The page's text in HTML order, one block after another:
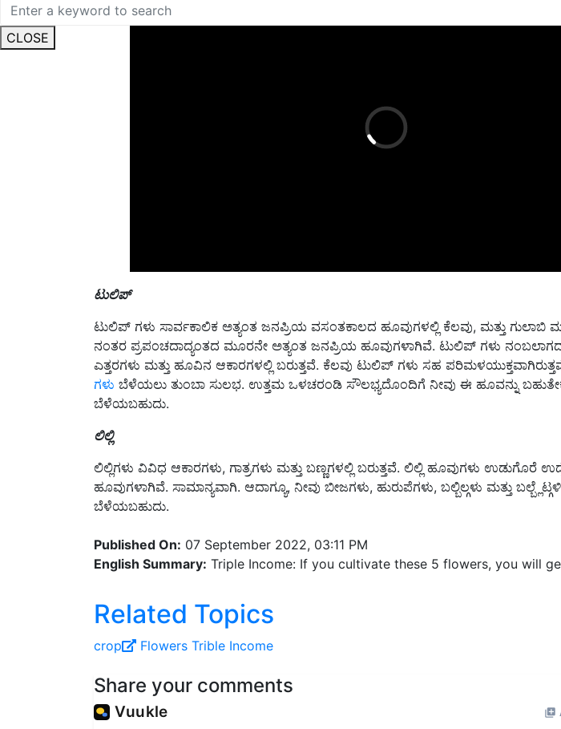
CLOSE
ಟುಲಿಪ್
ನಂತರ ಪ್ರಪಂಚದಾದ್ಯಂತದ ಮೂರನೇ ಅತ್ಯಂತ ಜನಪ್ರಿಯ ಹೂವುಗಳಾಗಿವೆ. ಟುಲಿಪ್ ಗಳು
ಎತ್ತರಗಳು ಮತ್ತು ಹೂವಿನ ಆಕಾರಗಳಲ್ಲಿ ಬರುತ್ತವೆ. ಕೆಲವು ಟುಲಿಪ್ ಗಳು ಸಹ
ಗಳುಬೆಳೆಯಲು ತುಂಬಾ ಸುಲಭ. ಉತ್ತಮ ಒಳಚರಂಡಿ ಸೌಲಭ್ಯದೊಂದಿಗೆ ನೀವು ಈ ಹೂವನ್ನು ಬಹುತೇಕ
ಬೆಳೆಯಬಹುದು.
ಲಿಲ್ಲಿಗಳು ವಿವಿಧ ಆಕಾರಗಳು, ಗಾತ್ರಗಳು ಮತ್ತು ಬಣ್ಣಗಳಲ್ಲಿ ಬರುತ್ತವೆ. ಲಿಲ್ಲಿ ಹೂವುಗಳು ಉಡುಗೊರೆ
ಹೂವುಗಳಾಗಿವೆ. ಸಾಮಾನ್ಯವಾಗಿ. ಆದಾಗ್ಯೂ, ನೀವು ಬೀಜಗಳು, ಹುರುಪೆಗಳು, ಬಲ್ಬಿಲ್ಗಳು ಮತ್ತು
ಬೆಳೆಯಬಹುದು.
English Summary:Triple Income: If you cultivate these 5 flowers, you will
Related Topics
crop Flowers Trible Income